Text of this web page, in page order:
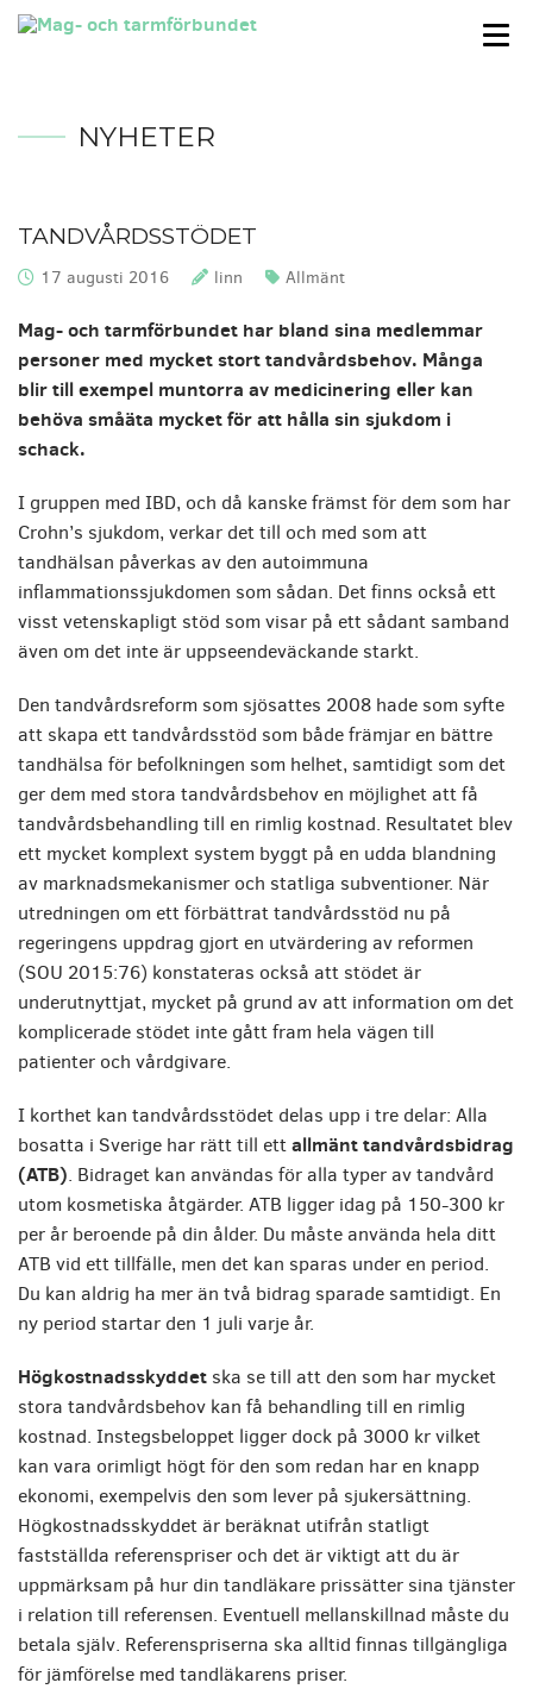
NYHETER
TANDVÅRDSSTÖDET
Publicerat:
17 augusti 2016 Skrivet av:
linn Kategorier:
Allmänt
Mag- och tarmförbundet har bland sina medlemmar
personer med mycket stort tandvårdsbehov. Många
blir till exempel muntorra av medicinering eller kan
behöva småäta mycket för att hålla sin sjukdom i
schack.
I gruppen med IBD, och då kanske främst för dem som har
Crohn’s sjukdom, verkar det till och med som att
tandhälsan påverkas av den autoimmuna
inflammationssjukdomen som sådan. Det finns också ett
visst vetenskapligt stöd som visar på ett sådant samband
även om det inte är uppseendeväckande starkt.
Den tandvårdsreform som sjösattes 2008 hade som syfte
att skapa ett tandvårdsstöd som både främjar en bättre
tandhälsa för befolkningen som helhet, samtidigt som det
ger dem med stora tandvårdsbehov en möjlighet att få
tandvårdsbehandling till en rimlig kostnad. Resultatet blev
ett mycket komplext system byggt på en udda blandning
av marknadsmekanismer och statliga subventioner. När
utredningen om ett förbättrat tandvårdsstöd nu på
regeringens uppdrag gjort en utvärdering av reformen
(SOU 2015:76) konstateras också att stödet är
underutnyttjat, mycket på grund av att information om det
komplicerade stödet inte gått fram hela vägen till
patienter och vårdgivare.
I korthet kan tandvårdsstödet delas upp i tre delar: Alla
bosatta i Sverige har rätt till ettallmänt tandvårdsbidrag
(ATB). Bidraget kan användas för alla typer av tandvård
utom kosmetiska åtgärder. ATB ligger idag på 150-300 kr
per år beroende på din ålder. Du måste använda hela ditt
ATB vid ett tillfälle, men det kan sparas under en period.
Du kan aldrig ha mer än två bidrag sparade samtidigt. En
ny period startar den 1 juli varje år.
Högkostnadsskyddet ska se till att den som har mycket
stora tandvårdsbehov kan få behandling till en rimlig
kostnad. Instegsbeloppet ligger dock på 3000 kr vilket
kan vara orimligt högt för den som redan har en knapp
ekonomi, exempelvis den som lever på sjukersättning.
Högkostnadsskyddet är beräknat utifrån statligt
fastställda referenspriser och det är viktigt att du är
uppmärksam på hur din tandläkare prissätter sina tjänster
i relation till referensen. Eventuell mellanskillnad måste du
betala själv. Referenspriserna ska alltid finnas tillgängliga
för jämförelse med tandläkarens priser.